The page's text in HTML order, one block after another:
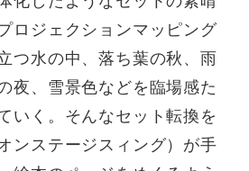
ロジェクションマッピング
つ水の中、落ち葉の秋、雨
夜、雪景色などを臨場感た
いく。そんなセット転換を
ンステージスィング）が手